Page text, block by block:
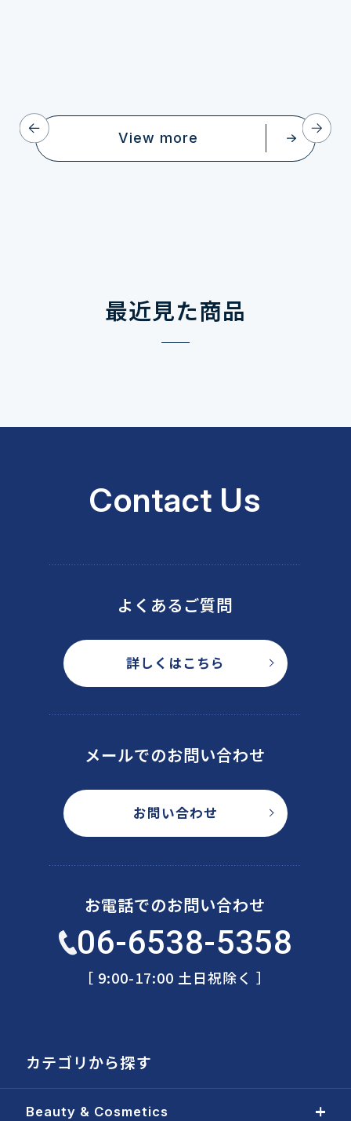
View more
最近見た商品
Contact Us
よくあるご質問
詳しくはこちら
メールでのお問い合わせ
お問い合わせ
お電話でのお問い合わせ
06-6538-5358
［ 9:00-17:00 土日祝除く ］
カテゴリから探す
Beauty & Cosmetics